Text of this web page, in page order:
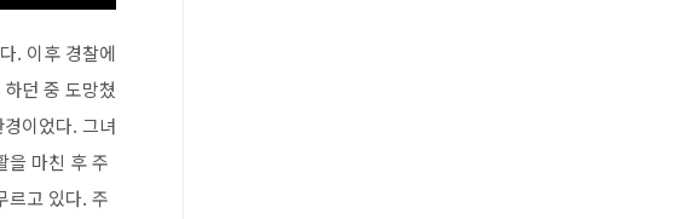
. 이후 경찰에
던 중 도망쳤
이었다. 그녀
을 마친 후 주
르고 있다. 주